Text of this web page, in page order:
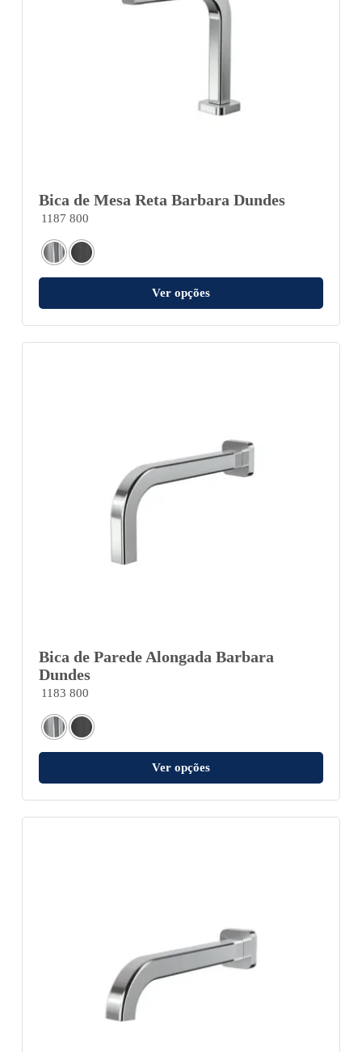
Bica de Mesa Reta Barbara Dundes
1187 800
Ver opções
Bica de Parede Alongada Barbara
Dundes
1183 800
Ver opções